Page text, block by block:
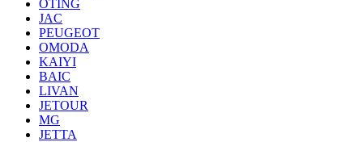
OTING
JAC
PEUGEOT
OMODA
KAIYI
BAIC
LIVAN
JETOUR
MG
JETTA